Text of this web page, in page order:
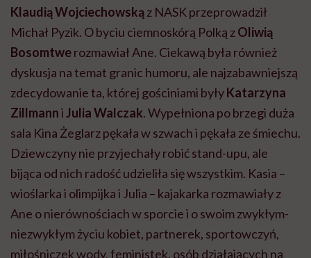
Klaudią Wojciechowskąz NASK przeprowadził
Michał Pyzik. O byciu ciemnoskórą Polką zOliwią
Bosomtwerozmawiał Ane. Ciekawą była również
dyskusja na temat granic humoru, ale najzabawniejszą
zdecydowanie ta, której gościniami byłyKatarzyna
ZillmanniJulia Walczak. Wypełniona po brzegi duża
sala Kina Żeglarz pękała w szwach i pękała ze śmiechu.
Dziewczyny nie przyjechały robić stand-upu, ale
bijąca od nich radość udzieliła się wszystkim. Kasia –
wioślarka i olimpijka i Julia – kajakarka rozmawiały z
Ane o nierównościach w sporcie i o swoim zwykłym-
niezwykłym życiu kobiet, partnerek, sportowczyń,
miłośniczek wody, feministek, osób działających na